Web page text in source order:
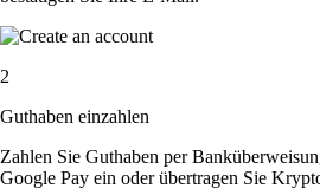
2
Guthaben einzahlen
Zahlen Sie Guthaben per
Google Pay ein oder übertragen Sie